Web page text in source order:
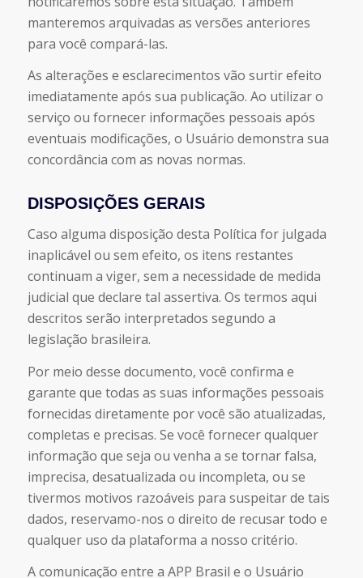
manteremos arquivadas as versões anteriores
para você compará-las.
As alterações e esclarecimentos vão surtir efeito
imediatamente após sua publicação. Ao utilizar o
serviço ou fornecer informações pessoais após
eventuais modificações, o Usuário demonstra sua
concordância com as novas normas.
DISPOSIÇÕES GERAIS
Caso alguma disposição desta Política for julgada
inaplicável ou sem efeito, os itens restantes
continuam a viger, sem a necessidade de medida
judicial que declare tal assertiva. Os termos aqui
descritos serão interpretados segundo a
legislação brasileira.
Por meio desse documento, você confirma e
garante que todas as suas informações pessoais
fornecidas diretamente por você são atualizadas,
completas e precisas. Se você fornecer qualquer
informação que seja ou venha a se tornar falsa,
imprecisa, desatualizada ou incompleta, ou se
tivermos motivos razoáveis para suspeitar de tais
dados, reservamo-nos o direito de recusar todo e
qualquer uso da plataforma a nosso critério.
A comunicação entre a APP Brasil e o Usuário